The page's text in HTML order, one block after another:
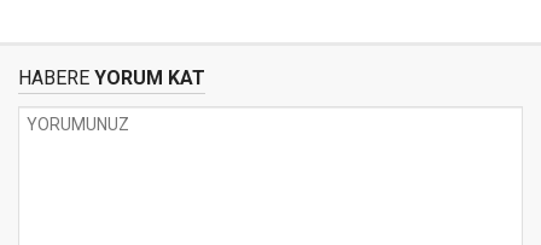
HABERE YORUM KAT